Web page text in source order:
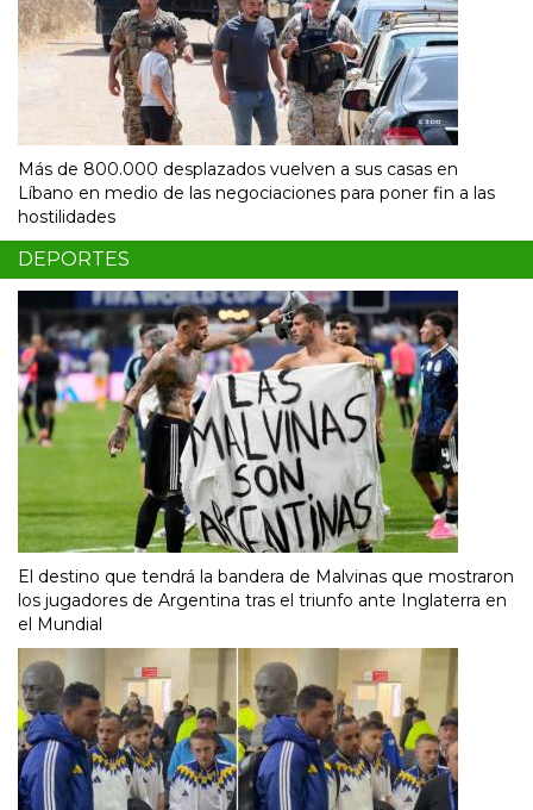
Más de 800.000 desplazados vuelven a sus casas en
Líbano en medio de las negociaciones para poner fin a las
hostilidades
DEPORTES
El destino que tendrá la bandera de Malvinas que mostraron
los jugadores de Argentina tras el triunfo ante Inglaterra en
el Mundial